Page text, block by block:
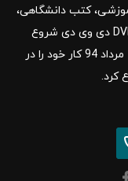
کتب دانشگاهی،
کتابهای زبان خارجه، انواع CD سی دی و DVD دی وی دی شروع
کرد.فروشگاه آنلاین کتاب مارکا در تاریخ 18 مرداد 94 کار خود را در
کرد.